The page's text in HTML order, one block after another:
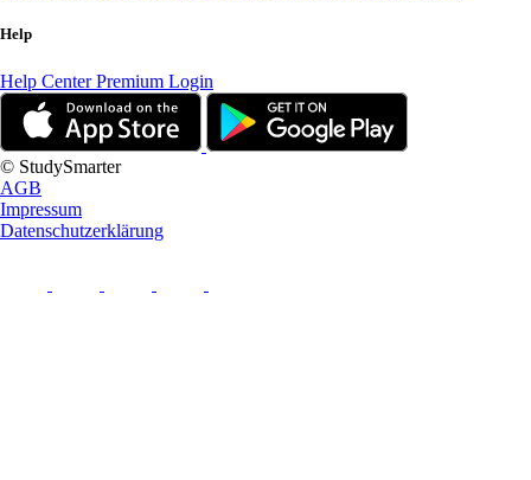
Help
Help CenterPremium Login
© StudySmarter
AGB
Impressum
Datenschutzerklärung